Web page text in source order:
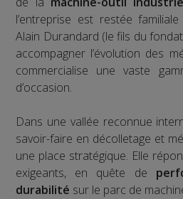
l’entreprise est restée
Alain Durandard (le fils du
accompagner l’évolution des
commercialise une vaste
d’occasion.
Dans une vallée reconnue
savoir-faire en décolletage et
une place stratégique. Elle
exigeants, en quête de
durabilité sur le parc de